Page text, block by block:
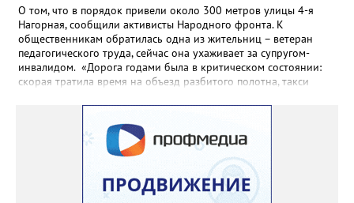
О том, что в порядок привели около 300 метров улицы 4-я
Нагорная, сообщили активисты Народного фронта. К
общественникам обратилась одна из жительниц – ветеран
педагогического труда, сейчас она ухаживает за супругом-
инвалидом. «Дорога годами была в критическом состоянии:
скорая тратила время на объезд разбитого полотна, такси
однажды реанимация не смогла добраться до больного.
Жители писали в администрацию города и другие инстанции,
пытались ремонтировать дорогу своими силами – всё тщетно»,
– рассказали в ОНФ. Общественники подчеркнули: именно
они добились, чтобы участок разровняли и отсыпали. Для
этого потребовалось обратиться в мэрию Златоуста.